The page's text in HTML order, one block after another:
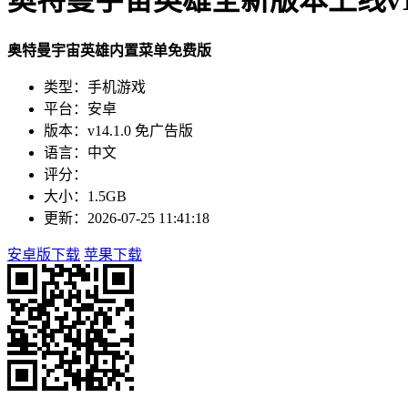
奥特曼宇宙英雄内置菜单免费版
类型：手机游戏
平台：安卓
版本：v14.1.0 免广告版
语言：中文
评分：
大小：1.5GB
更新：2026-07-25 11:41:18
安卓版下载 苹果下载